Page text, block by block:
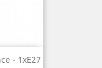
- 1xE27